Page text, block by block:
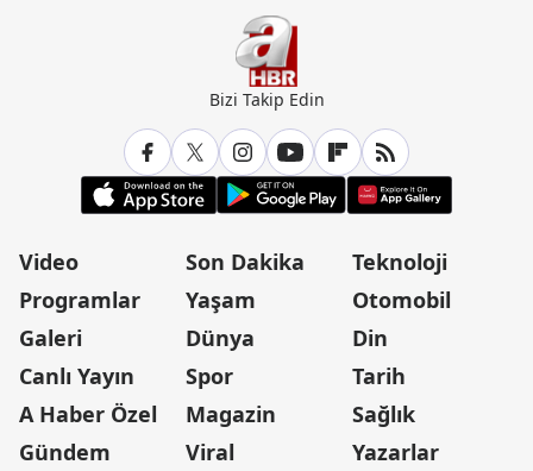
Bizi Takip Edin
Video
Programlar
Galeri
Canlı Yayın
A Haber Özel
Gündem
Son Dakika
Yaşam
Dünya
Spor
Magazin
Viral
Teknoloji
Otomobil
Din
Tarih
Sağlık
Yazarlar